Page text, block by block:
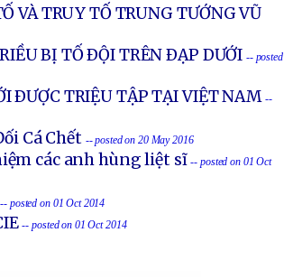
VÀ TRUY TỐ TRUNG TƯỚNG VŨ
BỊ TỐ ÐỘI TRÊN ÐẠP DƯỚI -- posted
ÐƯỢC TRIỆU TẬP TẠI VIỆT NAM --
Cá Chết -- posted on 20 May 2016
các anh hùng liệt sĩ -- posted on 01 Oct
-- posted on 01 Oct 2014
-- posted on 01 Oct 2014